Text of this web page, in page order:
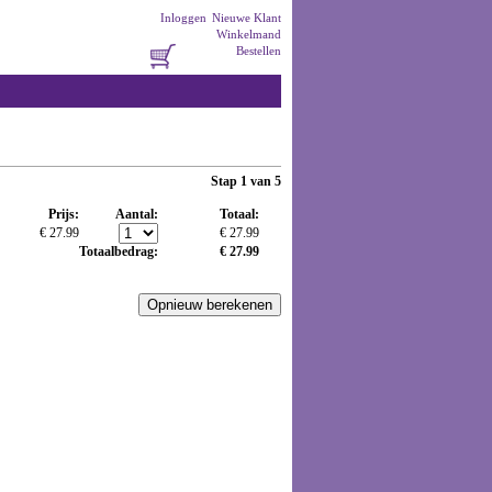
Nieuwe Klant
Inloggen
Winkelmand
Bestellen
Stap 1 van 5
Prijs: Aantal:
Totaal:
€ 27.99
€ 27.99
Totaalbedrag:
€ 27.99